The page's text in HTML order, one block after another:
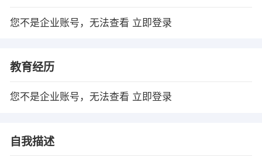
您不是企业账号，无法查看 立即登录
教育经历
您不是企业账号，无法查看 立即登录
自我描述